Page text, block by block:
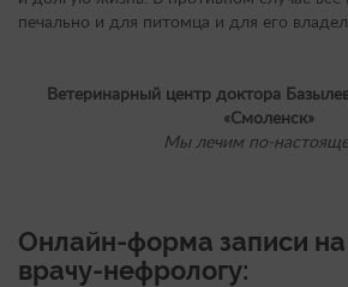
печально и для питомца и для его
Ветеринарный центр доктора
«Смоленск»
Мы лечим по-
Онлайн-форма записи
врачу-нефрологу: